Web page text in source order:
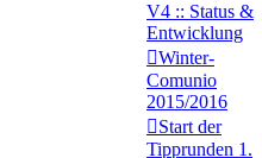
V4 :: Status &
Entwicklung
Winter-
Comunio
2015/2016
Start der
Tipprunden 1.